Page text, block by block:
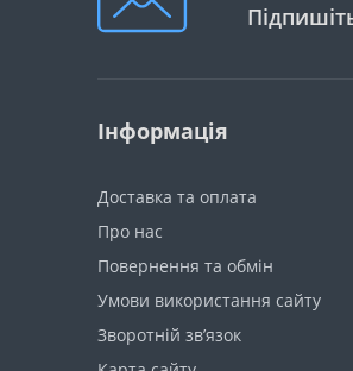
Інформація
Доставка та оплата
Про нас
Повернення та обмін
Умови використання сайту
Зворотній зв’язок